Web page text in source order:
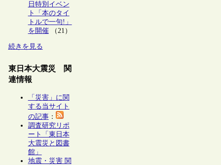
日特別イベン
ト「本のタイ
トルで一句!」
を開催（21）
続きを見る
東日本大震災 関
連情報
「災害」に関
する当サイト
の記事：
調査研究リポ
ート「東日本
大震災と図書
館」
地震・災害 関